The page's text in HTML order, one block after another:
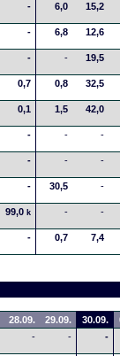
- 6,0 15,2
- 6,8 12,6
- - 19,5
0,7 0,8 32,5
0,1 1,5 42,0
- - -
- - -
- 30,5 -
99,0 k - -
- 0,7 7,4
28.09. 29.09. 30.09.
- - -